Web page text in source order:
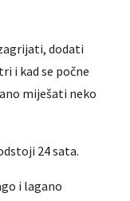
dodati
i kad se počne
miješati neko
24 sata.
i lagano